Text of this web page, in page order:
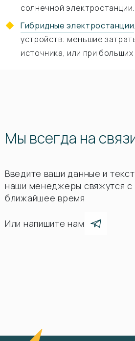
солнечной
Гибридные электростанции
устройств: меньшие
источника, или при больших
Мы всегда на
Введите ваши данные и
наши менеджеры свяжутся с
ближайшее время
Или напишите нам